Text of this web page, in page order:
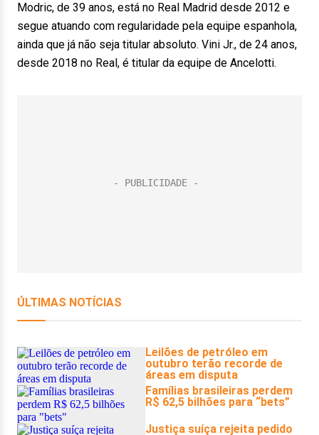
Modric, de 39 anos, está no Real Madrid desde 2012 e
segue atuando com regularidade pela equipe espanhola,
ainda que já não seja titular absoluto. Vini Jr., de 24 anos,
desde 2018 no Real, é titular da equipe de Ancelotti.